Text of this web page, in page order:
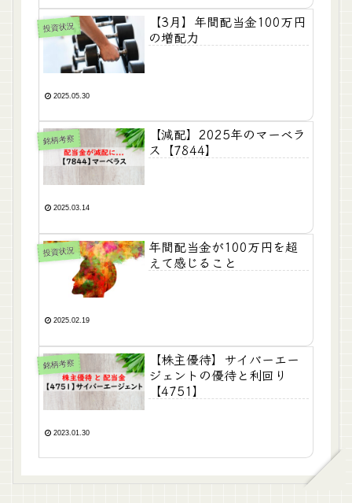
投資状況
【3月】年間配当金100万円
の増配力
2025.05.30
銘柄考察
【減配】2025年のマーベラ
ス【7844】
2025.03.14
投資状況
年間配当金が100万円を超
えて感じること
2025.02.19
銘柄考察
【株主優待】サイバーエー
ジェントの優待と利回り
【4751】
2023.01.30